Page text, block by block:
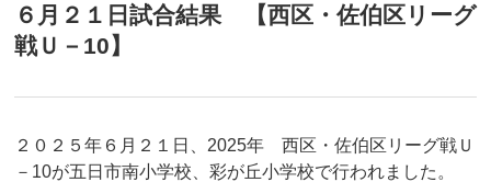
６月２１日試合結果 【西区・佐伯区リーグ
戦Ｕ－10】
２０２５年６月２１日、2025年 西区・佐伯区リーグ戦Ｕ
－10が五日市南小学校、彩が丘小学校で行われました。